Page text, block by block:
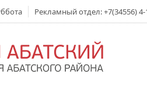
Рекламный отдел: +7(34556) 4-